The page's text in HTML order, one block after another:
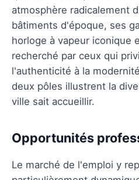
atmosphère radicalement
bâtiments d'époque, ses
horloge à vapeur iconique
recherché par ceux qui
l'authenticité à la
deux pôles illustrent la
ville sait accueillir.
Opportunités
Le marché de l'emploi y